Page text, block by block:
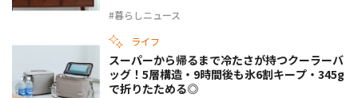
#暮らしニュース
ライフ
スーパーから帰るまで冷たさが持つクーラーバ
ッグ！5層構造・9時間後も氷6割キープ・345g
で折りたためる◎